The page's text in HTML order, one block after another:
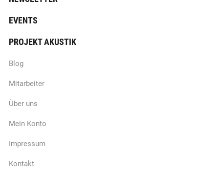
EVENTS
PROJEKT AKUSTIK
Blog
Mitarbeiter
Über uns
Mein Konto
Impressum
Kontakt